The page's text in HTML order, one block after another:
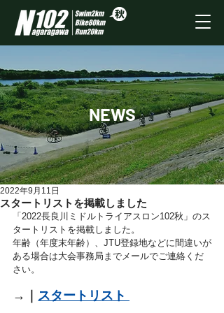
NEWS
スタートリストを掲載しました
2022年9月11日
「2022長良川ミドルトライアスロン102秋」のス
タートリストを掲載しました。
年齢（年度末年齢）、JTU登録地などに間違いが
ある場合は大会事務局までメールでご連絡くだ
さい。
→｜ スタートリスト